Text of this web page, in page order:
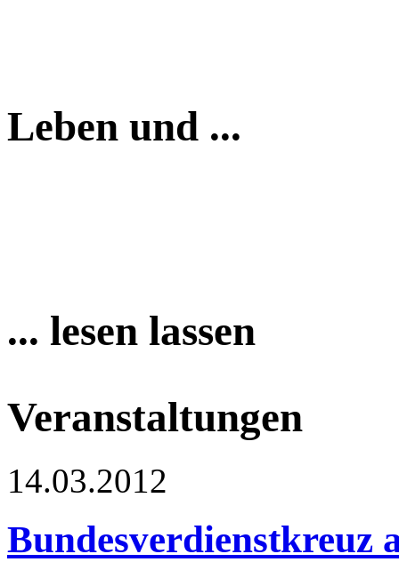
Leben und ...
... lesen lassen
Veranstaltungen
14.03.2012
Bundesverdienstkreuz